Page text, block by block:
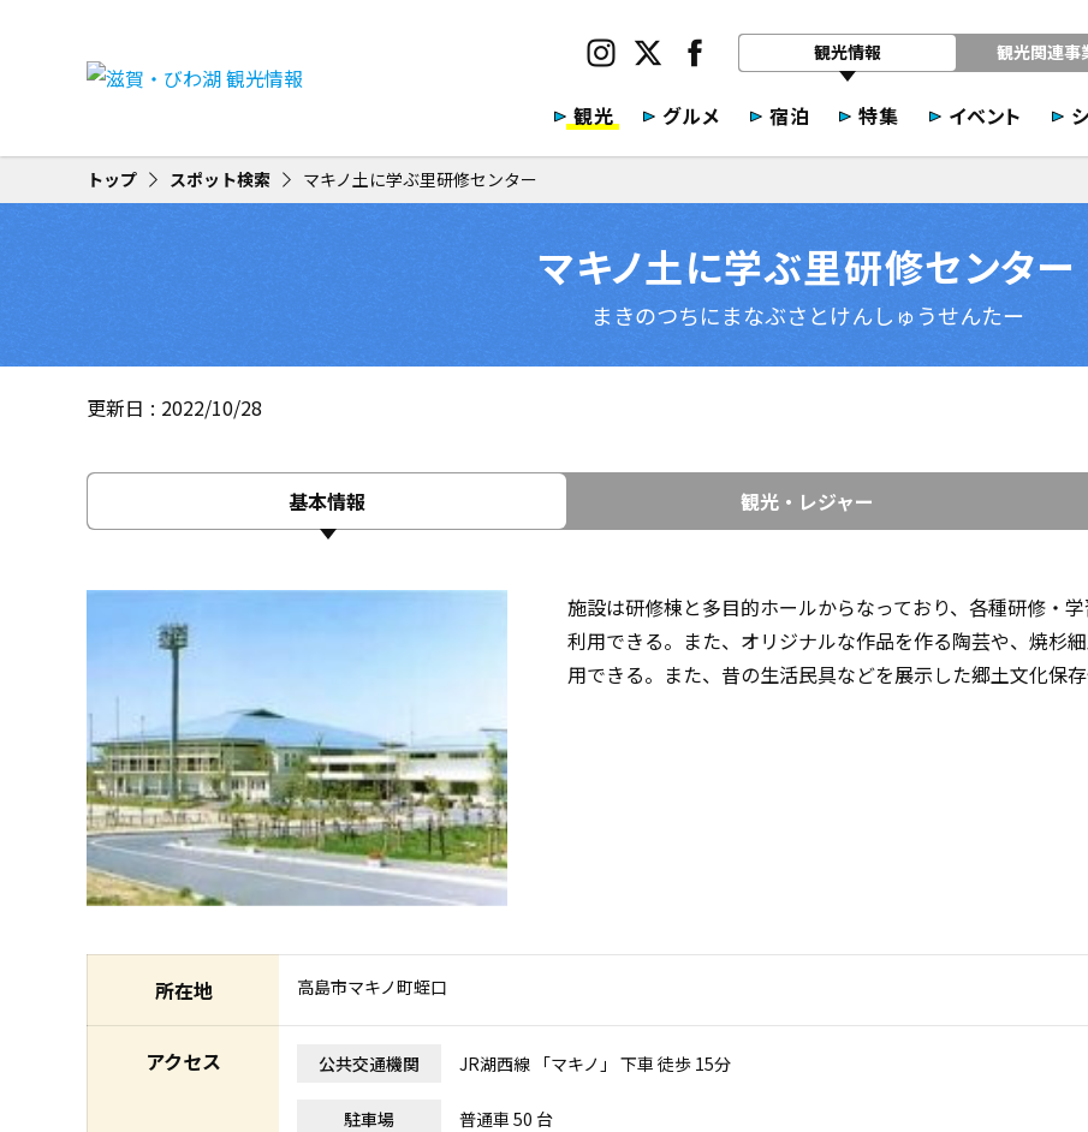
観光情報 観光関連事
観光 グルメ 宿泊 特集 イベント
トップ スポット検索 マキノ土に学ぶ里研修センター
マキノ土に学ぶ里研修センター
まきのつちにまなぶさとけんしゅうせんたー
更新日 2022/10/28
基本情報 観光・レジャー
施設は研修棟と多目的ホールからなっており、各種研修・
利用できる。また、オリジナルな作品を作る陶芸や、焼杉
用できる。また、昔の生活民具などを展示した郷土文化保存
所在地 高島市マキノ町蛭口
アクセス 公共交通機関 JR湖西線 「マキノ」 下車 徒歩 15分
駐車場 普通車 50 台